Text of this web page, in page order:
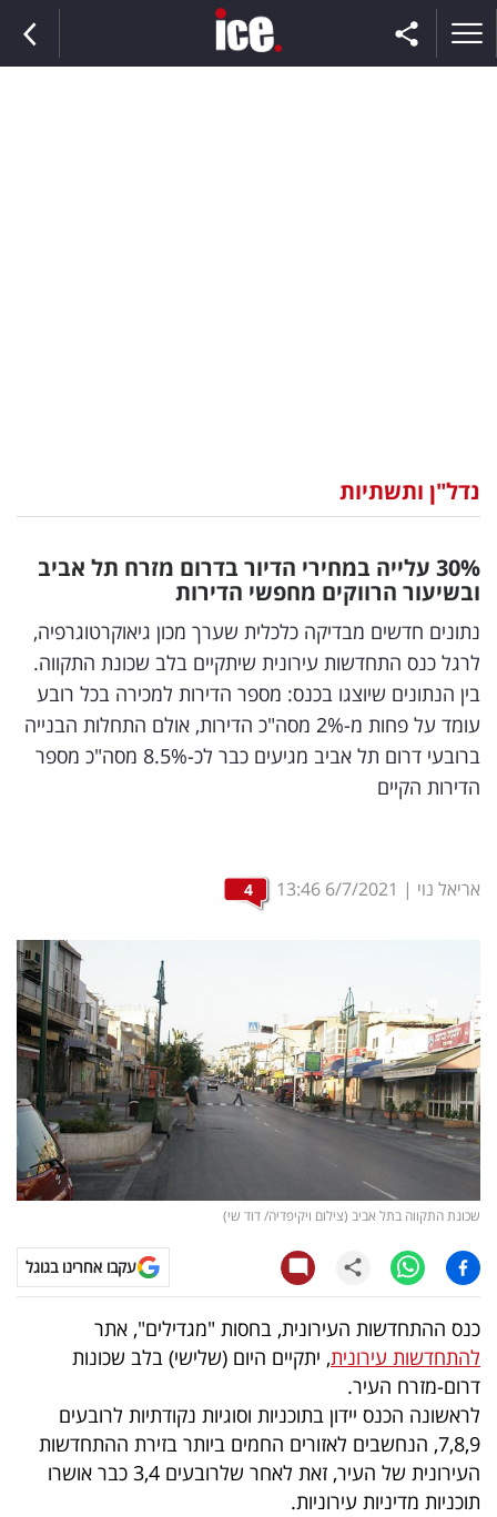
וצרכנות
דיגיטל
וטק
שיווק
ופרסום
משפט
דעות
קריפטו
ויראלי
טלוויזיה
עסקי
ספורט
קריירה
ולימודים
מינויים
רייטינג
רכב
נדל"ן ותשתיות
30%
עלייה במחירי הדיור בדרום מזרח תל אביב
ובשיעור הרווקים מחפשי הדירות
נתונים חדשים מבדיקה כלכלית שערך מכון גיאוקרטוגרפיה,
לרגל כנס התחדשות עירונית שיתקיים בלב שכונת התקווה.
בין הנתונים שיוצגו בכנס: מספר הדירות למכירה בכל רובע
עומד על פחות מ-2% מסה"כ הדירות, אולם התחלות הבנייה
ברובעי דרום תל אביב מגיעים כבר לכ-8.5% מסה"כ מספר
הדירות הקיים
אריאל נוי |
6/7/2021
13:46
4
שכונת התקווה בתל אביב (צילום ויקיפדיה/ דוד שי)
עקבו אחרינו בגוגל
כנס ההתחדשות העירונית, בחסות "מגדילים", אתר
להתחדשות עירונית, יתקיים היום (שלישי) בלב שכונות
דרום-מזרח העיר.
לראשונה הכנס יידון בתוכניות וסוגיות נקודתיות לרובעים
7,8,9, הנחשבים לאזורים החמים ביותר בזירת ההתחדשות
העירונית של העיר, זאת לאחר שלרובעים 3,4 כבר אושרו
תוכניות מדיניות עירוניות.